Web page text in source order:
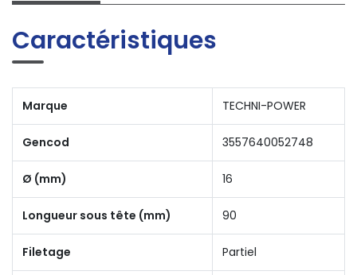
Caractéristiques
Marque TECHNI-POWER
Gencod 3557640052748
Ø (mm) 16
Longueur sous tête (mm) 90
Filetage Partiel